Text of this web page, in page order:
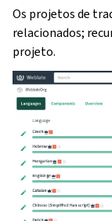
Os projetos de
relacionados;
projeto.